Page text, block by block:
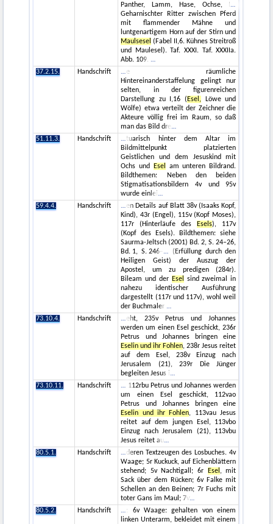
Panther, Lamm, Hase, Ochse, I
Geharnischter Ritter zwischen Pferd
mit flammender Mähne und
luntgenartigem Horn auf der Stirn und
Maulsesel (Fabel II,6. Kühnes Streitroß
und Maulesel). Taf. XXXI. Taf. XXXIIa.
Abb. 109.
37.2.15.
Handschrift
e räumliche
Hintereinanderstaffelung gelingt nur
selten, in der figurenreichen
Darstellung zu I,16 ( Esel, Löwe und
Wölfe) etwa verteilt der Zeichner die
Akteure völlig frei im Raum, so daß
man das Bild dre
51.11.3.
Handschrift
tuarisch hinter dem Altar im
Bildmittelpunkt platzierten
Geistlichen und dem Jesuskind mit
Ochs und
Esel
am unteren Bildrand.
Bildthemen: Neben den beiden
Stigmatisationsbildern 4v und 95v
wurde einlei
59.4.4.
Handschrift
en Details auf Blatt 38v (Isaaks Kopf,
Kind), 43r (Engel), 115v (Kopf Moses),
117r (Hinterläufe des
Esels), 117v
(Kopf des Esels). Bildthemen: siehe
Saurma-Jeltsch (2001) Bd. 2, S. 24–26,
Bd. 1, S. 246–
(Erfüllung durch den
Heiligen Geist) der Auszug der
Apostel, um zu predigen (284r).
Bileam und der Esel
sind zweimal in
nahezu identischer Ausführung
dargestellt (117r und 117v), wohl weil
der Buchmaler
73.10.4.
Handschrift
eht, 235v Petrus und Johannes
werden um einen Esel geschickt, 236r
Petrus und Johannes bringen eine
Eselin und ihr Fohlen, 238r Jesus reitet
auf dem Esel, 238v Einzug nach
Jerusalem (21), 239r Die Jünger
begleiten Jesus i
73.10.11.
Handschrift
112rbu Petrus und Johannes werden
um einen Esel geschickt, 112vao
Petrus und Johannes bringen eine
Eselin und ihr Fohlen, 113vau Jesus
reitet auf dem jungen Esel, 113vbo
Einzug nach Jerusalem (21), 113vbu
Jesus reitet au
80.5.1.
Handschrift
deren Textzeugen des Losbuches. 4v
Waage; 5r Kuckuck, auf Eichenblättern
stehend; 5v Nachtigall; 6r
Esel , mit
Sack über dem Rücken; 6v Falke mit
Schellen an den Beinen; 7r Fuchs mit
toter Gans im Maul; 7v
80.5.2.
Handschrift
: 6v Waage: gehalten von einem
linken Unterarm, bekleidet mit einem